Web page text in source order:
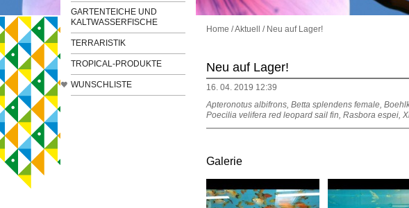
GARTENTEICHE UND
KALTWASSERFISCHE
TERRARISTIK
TROPICAL-PRODUKTE
WUNSCHLISTE
Home /Aktuell / Neu auf Lager!
Neu auf Lager!
16. 04. 2019 12:39
Apteronotus albifrons, Betta splendens female,
Poecilia velifera red leopard sail fin, Rasbora espei,
Galerie